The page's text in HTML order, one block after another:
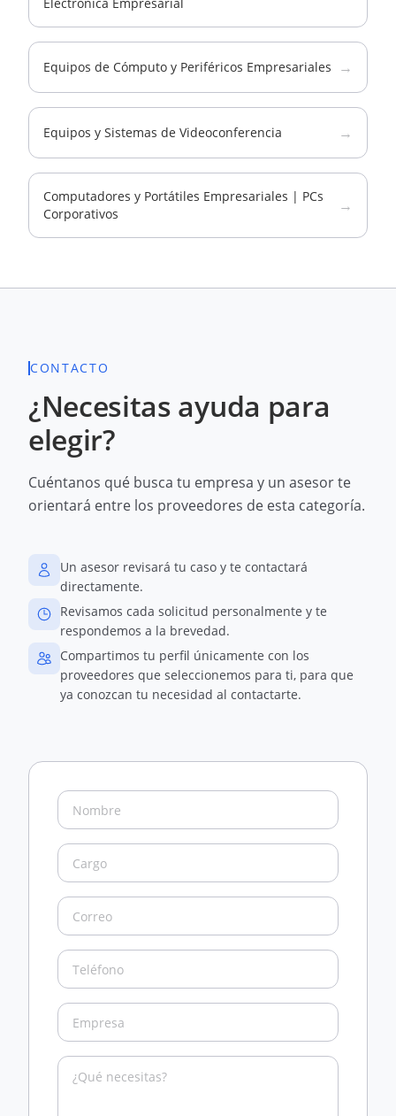
Equipos de Cómputo y Periféricos Empresariales →
Equipos y Sistemas de Videoconferencia →
Computadores y Portátiles Empresariales | PCs
Corporativos
→
CONTACTO
¿Necesitas ayuda para
elegir?
Cuéntanos qué busca tu empresa y un asesor te
orientará entre los proveedores de esta categoría.
Un asesor revisará tu caso y te contactará
directamente.
Revisamos cada solicitud personalmente y te
respondemos a la brevedad.
Compartimos tu perfil únicamente con los
proveedores que seleccionemos para ti, para que
ya conozcan tu necesidad al contactarte.